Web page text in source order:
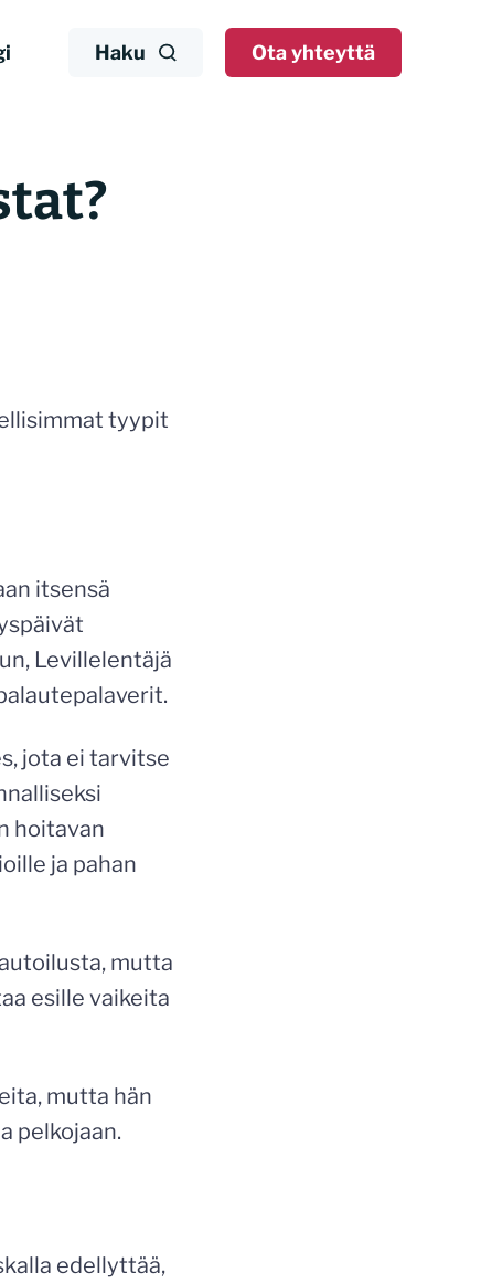
Haku Ota yhteyttä
tyypit
itsensä
Levillelentäjä
jota ei tarvitse
hoitavan
ja pahan
mutta
esille vaikeita
mutta hän
pelkojaan.
edellyttää,